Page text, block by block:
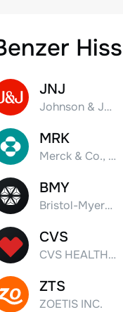
JNJ
Johnson & Johnson
MRK
Merck & Co., Inc.
BMY
Bristol-Myers Squibb Co.
CVS
CVS HEALTH CORPORATION
ZTS
ZOETIS INC.